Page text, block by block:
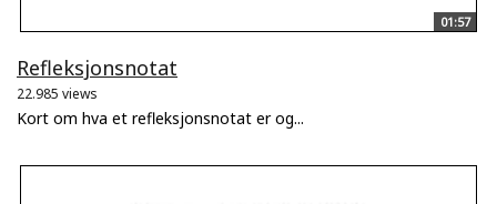
01:57
Refleksjonsnotat
22.985 views
Kort om hva et refleksjonsnotat er og...